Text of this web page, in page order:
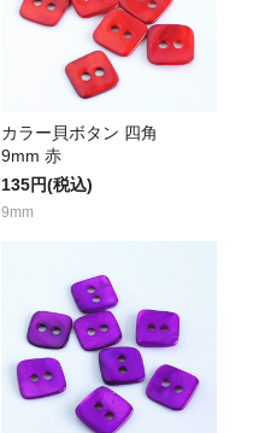
カラー貝ボタン 四角
9mm 赤
135円(税込)
9mm